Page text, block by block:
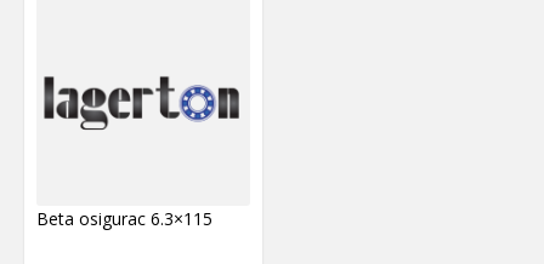
Beta osigurac 6.3×115